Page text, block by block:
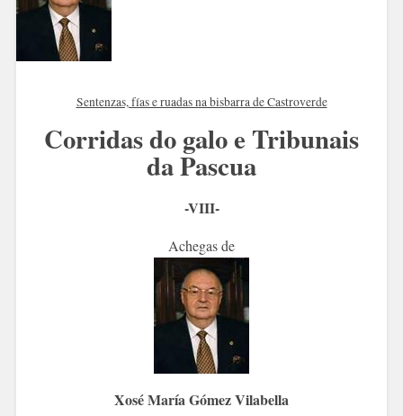
Sentenzas, fías e ruadas na bisbarra de Castroverde
Corridas do galo e Tribunais
da Pascua
-VIII-
Achegas de
Xosé María Gómez Vilabella